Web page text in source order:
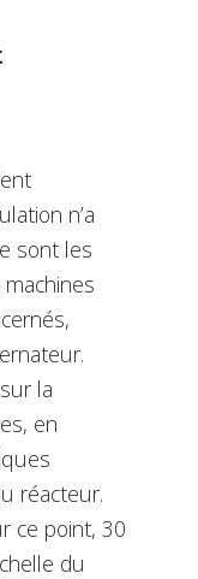
n’a
sont les
la
en
réacteur.
ce point, 30
du